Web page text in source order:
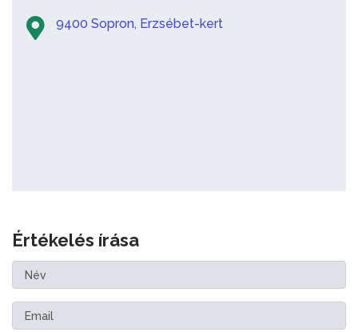
9400 Sopron, Erzsébet-kert
Értékelés írása